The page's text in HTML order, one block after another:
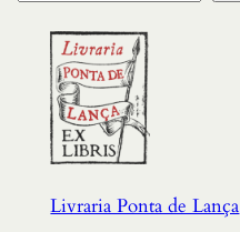
Livraria Ponta de Lança